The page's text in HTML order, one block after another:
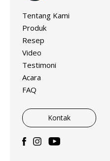
Tentang Kami
Produk
Resep
Video
Testimoni
Acara
FAQ
Kontak